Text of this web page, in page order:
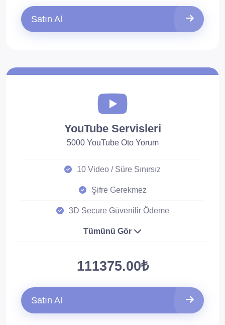
Satın Al
YouTube Servisleri
5000 YouTube Oto Yorum
10 Video / Süre Sınırsız
Şifre Gerekmez
3D Secure Güvenilir Ödeme
Tümünü Gör
111375.00₺
Satın Al